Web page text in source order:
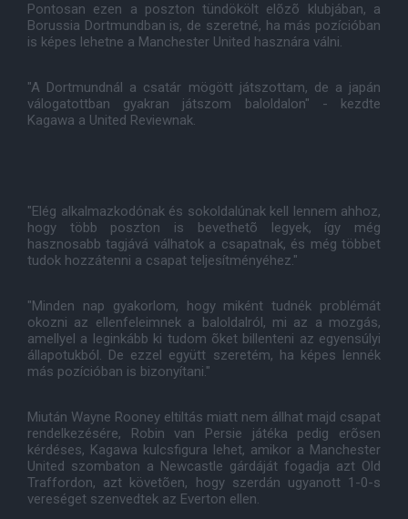
Pontosan ezen a poszton tündökölt elõzõ klubjában, a
Borussia Dortmundban is, de szeretné, ha más pozícióban
is képes lehetne a Manchester United hasznára válni.
"A Dortmundnál a csatár mögött játszottam, de a japán
válogatottban gyakran játszom baloldalon" - kezdte
Kagawa a United Reviewnak.
"Elég alkalmazkodónak és sokoldalúnak kell lennem ahhoz,
hogy több poszton is bevethetõ legyek, így még
hasznosabb tagjává válhatok a csapatnak, és még többet
tudok hozzátenni a csapat teljesítményéhez."
"Minden nap gyakorlom, hogy miként tudnék problémát
okozni az ellenfeleimnek a baloldalról, mi az a mozgás,
amellyel a leginkább ki tudom õket billenteni az egyensúlyi
állapotukból. De ezzel együtt szeretém, ha képes lennék
más pozícióban is bizonyítani."
Miután Wayne Rooney eltiltás miatt nem állhat majd csapat
rendelkezésére, Robin van Persie játéka pedig erõsen
kérdéses, Kagawa kulcsfigura lehet, amikor a Manchester
United szombaton a Newcastle gárdáját fogadja azt Old
Traffordon, azt követõen, hogy szerdán ugyanott 1-0-s
vereséget szenvedtek az Everton ellen.